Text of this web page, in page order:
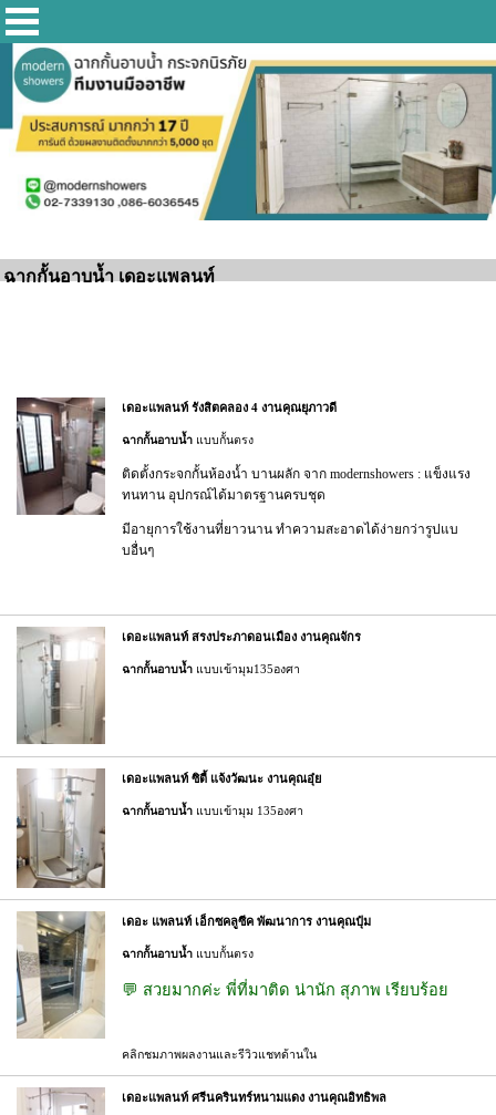
ฉากกั้นอาบน้ำ เดอะแพลนท์
เดอะแพลนท์ รังสิตคลอง 4 งานคุณยุภาวดี
ฉากกั้นอาบน้ำ แบบกั้นตรง
ติดตั้งกระจกกั้นห้องน้ำ บานผลัก จาก modernshowers : แข็งแรง
ทนทาน อุปกรณ์ได้มาตรฐานครบชุด
มีอายุการใช้งานที่ยาวนาน ทำความสะอาดได้ง่ายกว่ารูปแบ
บอื่นๆ
เดอะแพลนท์ สรงประภาดอนเมือง งานคุณจักร
ฉากกั้นอาบน้ำ แบบเข้ามุม135องศา
เดอะแพลนท์ ซิตี้ แจ้งวัฒนะ งานคุณอุ๋ย
ฉากกั้นอาบน้ำ แบบเข้ามุม 135องศา
เดอะ แพลนท์ เอ็กซคลูซีค พัฒนาการ งานคุณปุ๋ม
ฉากกั้นอาบน้ำ แบบกั้นตรง
💬 สวยมากค่ะ พี่ที่มาติด น่านัก สุภาพ เรียบร้อย
คลิกชมภาพผลงานและรีวิวแชทด้านใน
เดอะแพลนท์ ศรีนครินทร์หนามแดง งานคุณอิทธิพล